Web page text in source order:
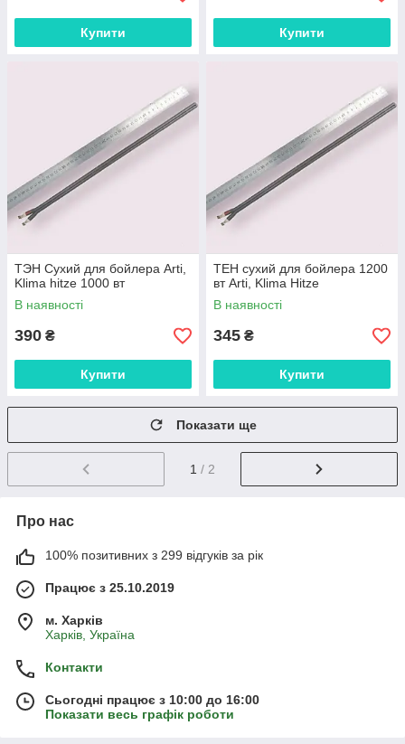
Купити Купити
ТЭН Сухий для бойлера Arti,
Klima hitze 1000 вт
В наявності
390 ₴
Купити
ТЕН сухий для бойлера 1200
вт Arti, Klima Hitze
В наявності
345 ₴
Купити
Показати ще
1 / 2
Про нас
100% позитивних з 299 відгуків за рік
Працює з 25.10.2019
м. Харків
Харків, Україна
Контакти
Сьогодні працює з 10:00 до 16:00
Показати весь графік роботи